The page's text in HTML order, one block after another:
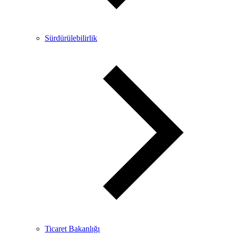
Sürdürülebilirlik
Ticaret Bakanlığı